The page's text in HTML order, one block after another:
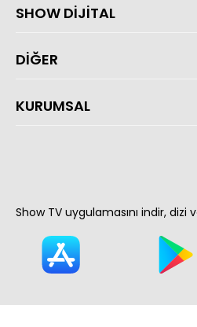
SHOW DİJİTAL
DİĞER
KURUMSAL
Show TV uygulamasını indir, dizi